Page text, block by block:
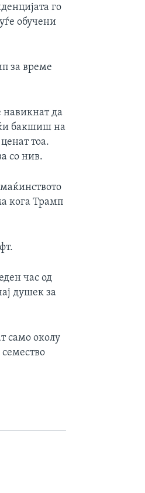
го
обучени
за време
навикнат да
бакшиш на
тоа.
со нив.
кога Трамп
час од
душек за
само околу
семество